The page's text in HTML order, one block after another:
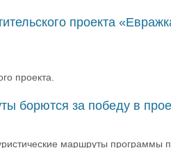
проекта
проекта.
борются за победу в
маршруты программы